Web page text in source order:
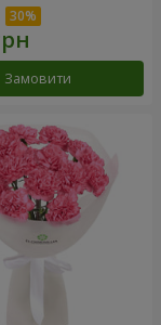
Замовити